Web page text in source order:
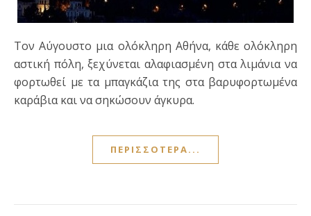
Τον Αύγουστο μια ολόκληρη Αθήνα, κάθε ολόκληρη
αστική πόλη, ξεχύνεται αλαφιασμένη στα λιμάνια να
φορτωθεί με τα μπαγκάζια της στα βαρυφορτωμένα
καράβια και να σηκώσουν άγκυρα.
ΠΕΡΙΣΣΌΤΕΡΑ...